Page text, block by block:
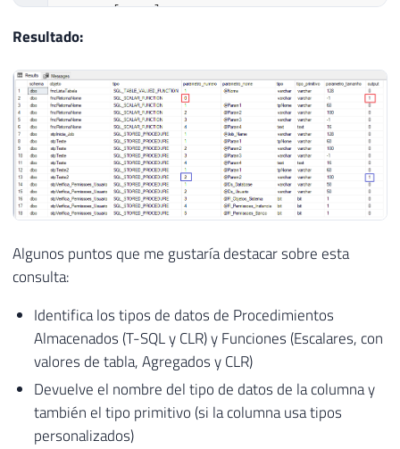
21
22
    A
.[name],
    B
Resultado:
Algunos puntos que me gustaría destacar sobre esta
consulta:
Identifica los tipos de datos de Procedimientos
Almacenados (T-SQL y CLR) y Funciones (Escalares, con
valores de tabla, Agregados y CLR)
Devuelve el nombre del tipo de datos de la columna y
también el tipo primitivo (si la columna usa tipos
personalizados)